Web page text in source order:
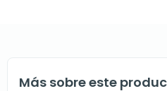
Más sobre este